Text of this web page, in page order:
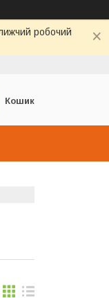
робочий
Кошик